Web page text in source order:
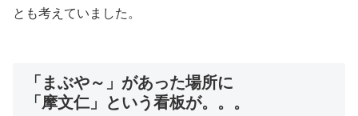
とも考えていました。
「まぶや～」があった場所に
「摩文仁」という看板が。。。